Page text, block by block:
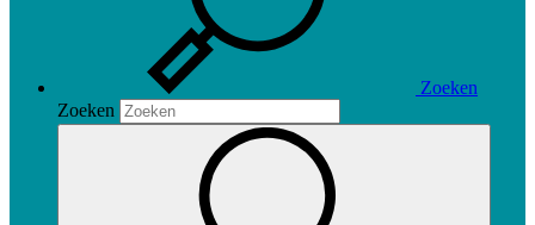
Zoeken
Zoeken